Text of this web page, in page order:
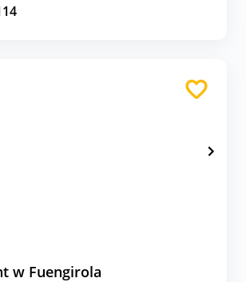
w Fuengirola